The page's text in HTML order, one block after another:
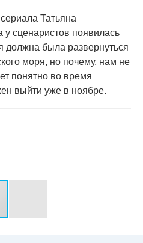
Татьяна
сценаристов появилась
должна была развернуться
моря, но почему, нам не
понятно во время
выйти уже в ноябре.